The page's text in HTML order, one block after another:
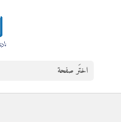
اختَر صفحة